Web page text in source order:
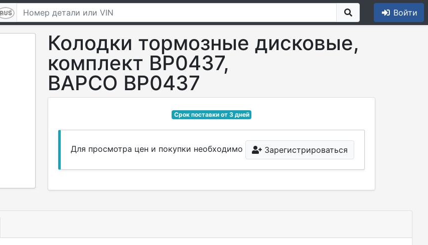
Войти
Колодки тормозные дисковые,
комплект BP0437,
BAPCO BP0437
Срок поставки от 3 дней
Для просмотра цен и покупки необходимо Зарегистрироваться